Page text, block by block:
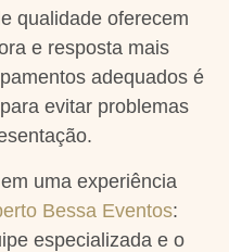
qualidade oferecem
e resposta mais
adequados é
evitar problemas
uma experiência
Bessa Eventos:
especializada e o